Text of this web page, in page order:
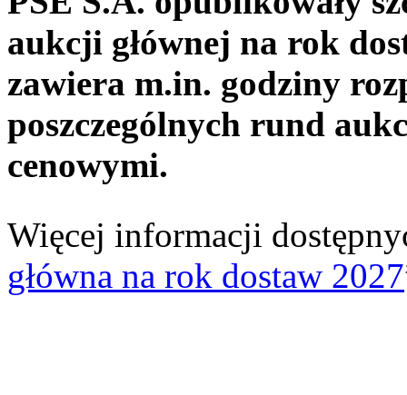
aukcji głównej na rok
zawiera m.in. godziny
poszczególnych rund
cenowymi.
Więcej informacji
główna na rok dostaw 2027